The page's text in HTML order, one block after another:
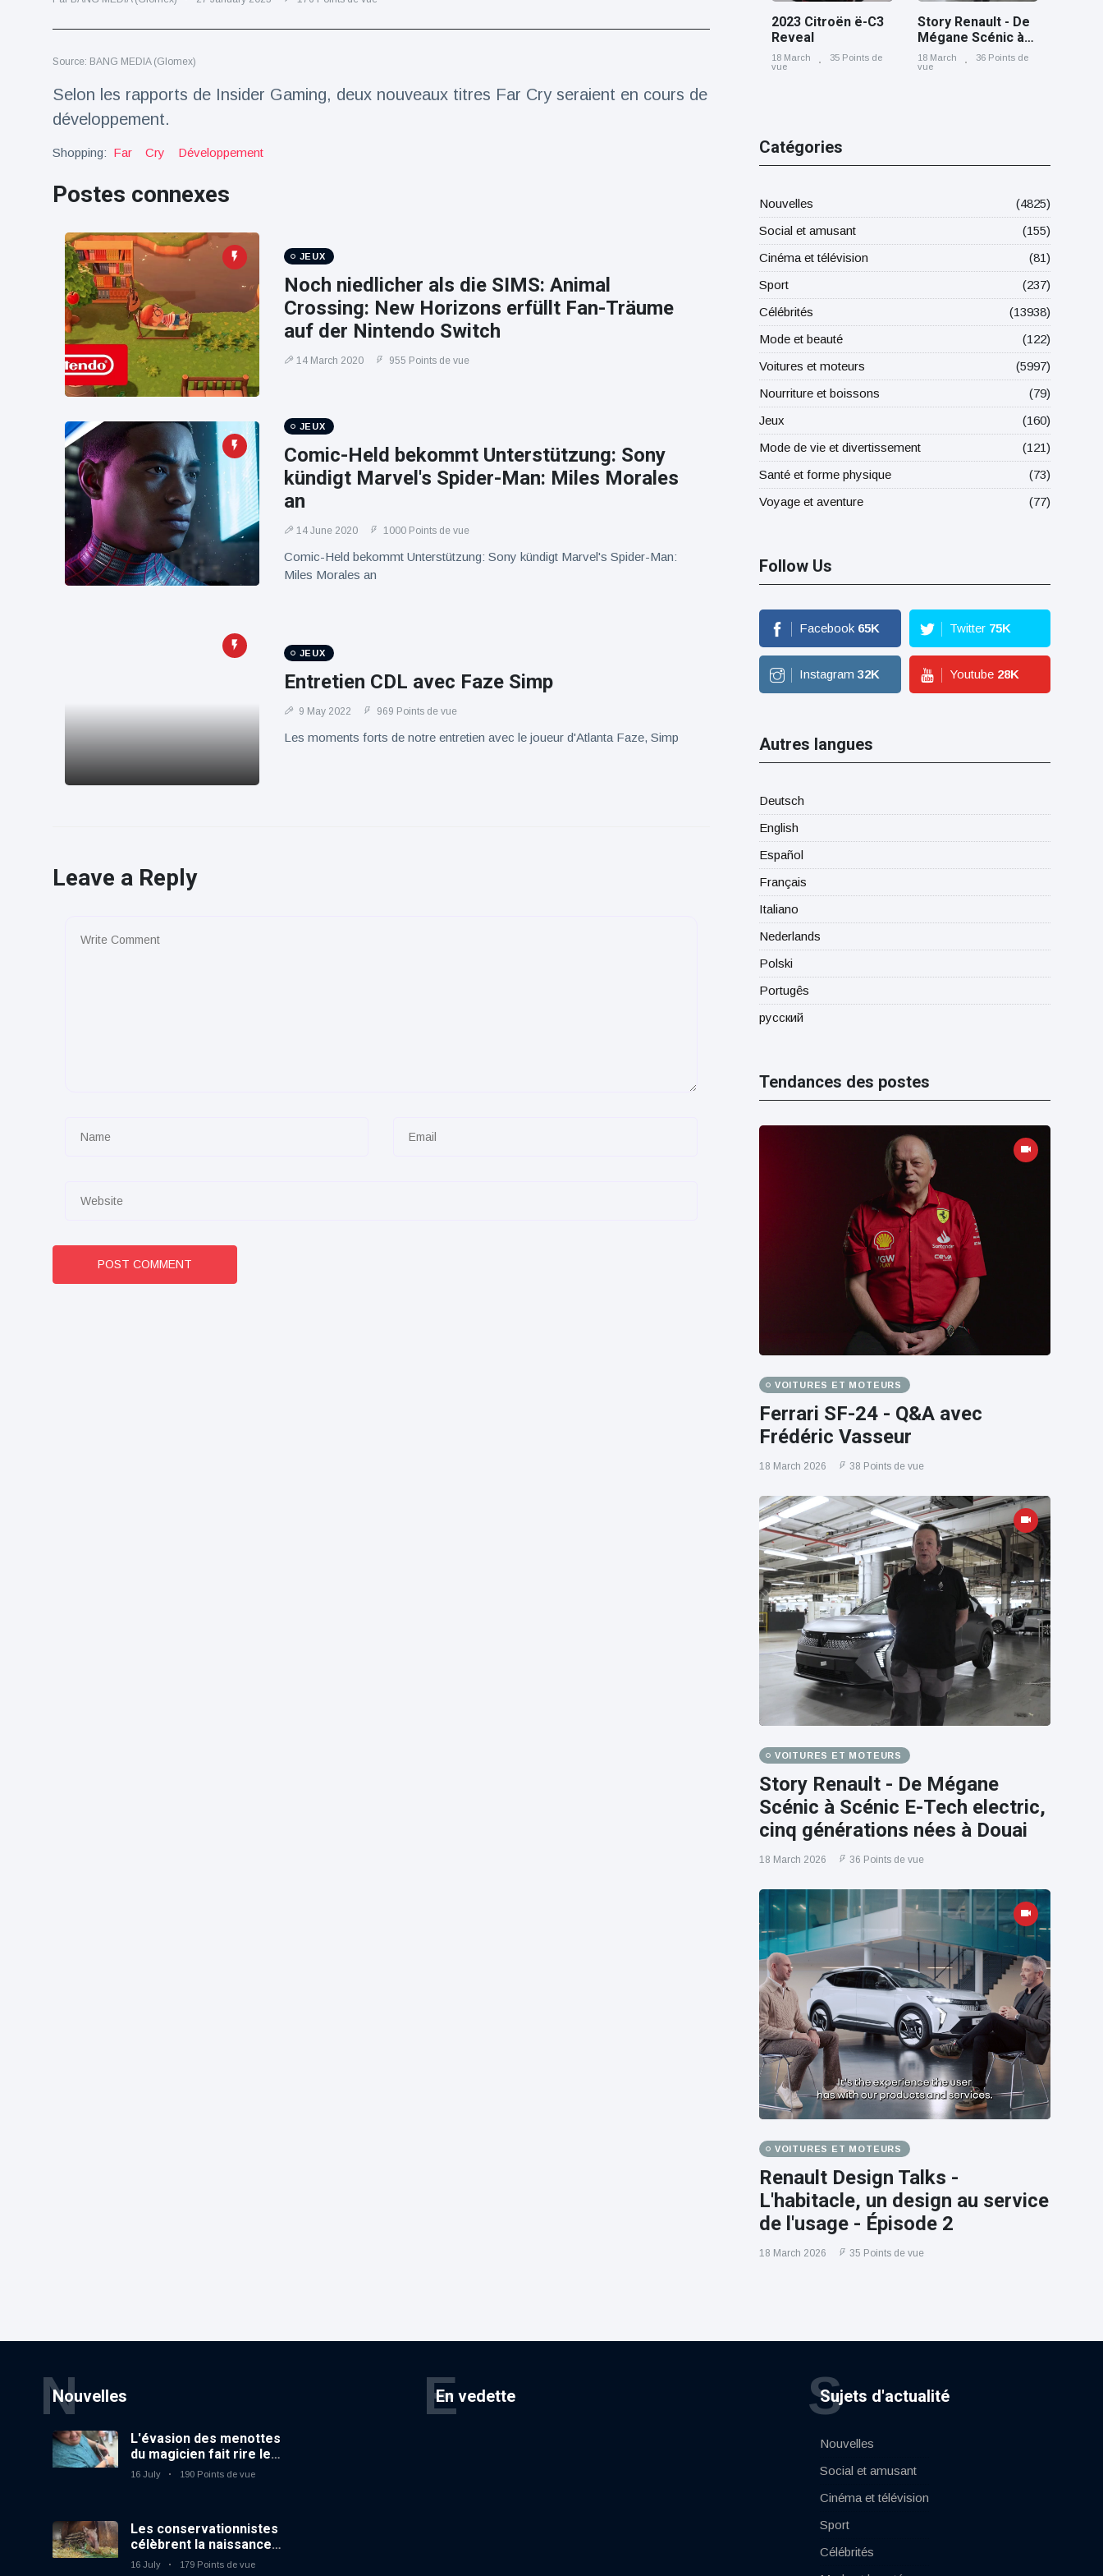
Voyage et aventure
(77)
Dernières nouvelles
2023 Citroën
ë-C3 Reveal
Le Roadster
dérivé de la
F8 Spider est
le dernier
One-Off de
Maranello
18 March
22
Points de vue
Lotus dévoile
Emeya, sa
première
Hyper-GT
100électrique
18 March
Points de vue
Source: BANG MEDIA (Glomex)
Selon les rapports de Insider Gaming, deux nouveaux titres Far Cry seraient en cours de
développement.
Shopping: Far Cry Développement
Postes connexes
JEUX
Noch niedlicher als die SIMS: Animal
Crossing: New Horizons erfüllt Fan-Träume
auf der Nintendo Switch
14 March 2020 955 Points de vue
JEUX
Comic-Held bekommt Unterstützung: Sony
kündigt Marvel's Spider-Man: Miles Morales
an
14 June 2020 1000 Points de vue
Comic-Held bekommt Unterstützung: Sony kündigt Marvel's Spider-Man:
Miles Morales an
JEUX
Entretien CDL avec Faze Simp
9 May 2022 969 Points de vue
Les moments forts de notre entretien avec le joueur d'Atlanta Faze, Simp
Leave a Reply
POST COMMENT
2023 Citroën ë-C3
Reveal
18 March
35 Points de
vue
Story Renault - De
Mégane Scénic à
Scénic E-Tech
electric, cinq
18 March
36 Points de
vue
Catégories
Nouvelles
(4825)
Social et amusant
(155)
Cinéma et télévision
(81)
Sport
(237)
Célébrités
(13938)
Mode et beauté
(122)
Voitures et moteurs
(5997)
Nourriture et boissons
(79)
Jeux
(160)
Mode de vie et divertissement
(121)
Santé et forme physique
(73)
Voyage et aventure
(77)
Follow Us
Facebook 65K Twitter 75K
Instagram 32K Youtube 28K
Autres langues
Deutsch
English
Español
Français
Italiano
Nederlands
Polski
Portugês
русский
Tendances des postes
VOITURES ET MOTEURS
Ferrari SF-24 - Q&A avec
Frédéric Vasseur
18 March 2026 38 Points de vue
VOITURES ET MOTEURS
Story Renault - De Mégane
Scénic à Scénic E-Tech electric,
cinq générations nées à Douai
18 March 2026 36 Points de vue
VOITURES ET MOTEURS
Renault Design Talks -
L'habitacle, un design au service
de l'usage - Épisode 2
18 March 2026 35 Points de vue
Nouvelles
N
L'évasion des menottes
du magicien fait rire le
public
16 July 190 Points de vue
Les conservationnistes
célèbrent la naissance
du premier tapir
16 July 179 Points de vue
En vedette
E Sujets d'actualité
S
Nouvelles
Social et amusant
Cinéma et télévision
Sport
Célébrités